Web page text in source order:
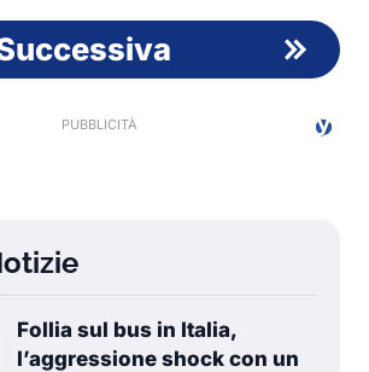
Follia sul bus in Italia,
l’aggressione shock con un